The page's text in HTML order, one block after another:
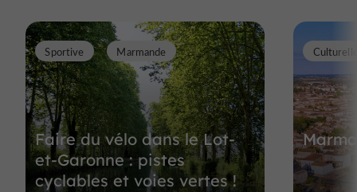
Faire du vélo dans le Lot-
et-Garonne : pistes
cyclables et voies vertes !
Sportive Marmande